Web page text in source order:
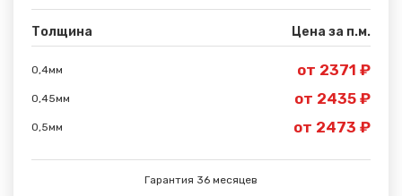
Толщина Цена за п.м.
0,4мм от 2371 ₽
0,45мм от 2435 ₽
0,5мм от 2473 ₽
Гарантия 36 месяцев